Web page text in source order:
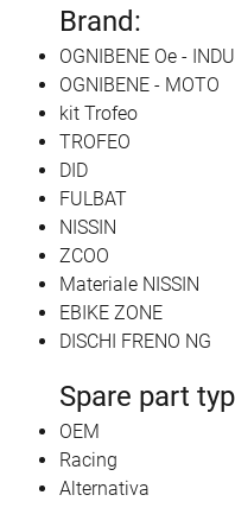
Brand:
OGNIBENE Oe -
OGNIBENE - MOTO
kit Trofeo
TROFEO
DID
FULBAT
NISSIN
ZCOO
Materiale NISSIN
EBIKE ZONE
DISCHI FRENO NG
Spare part
OEM
Racing
Alternativa